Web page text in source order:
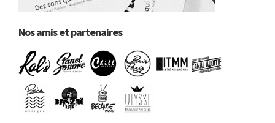
Nos amis et partenaires